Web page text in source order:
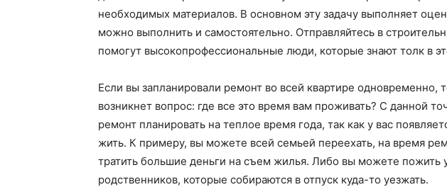
необходимых материалов. В основном эту задачу выполняет
можно выполнить и самостоятельно. Отправляйтесь в
помогут высокопрофессиональные люди, которые знают толк в
Если вы запланировали ремонт во всей квартире одновременно,
возникнет вопрос: где все это время вам проживать? С данной
ремонт планировать на теплое время года, так как у вас
жить. К примеру, вы можете всей семьей переехать, на время
тратить большие деньги на съем жилья. Либо вы можете пожить
родственников, которые собираются в отпуск куда-то уезжать.